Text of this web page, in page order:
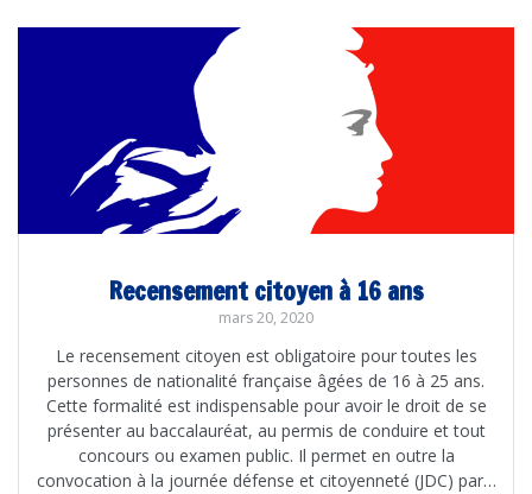
Recensement citoyen à 16 ans
mars 20, 2020
Le recensement citoyen est obligatoire pour toutes les
personnes de nationalité française âgées de 16 à 25 ans.
Cette formalité est indispensable pour avoir le droit de se
présenter au baccalauréat, au permis de conduire et tout
concours ou examen public. Il permet en outre la
convocation à la journée défense et citoyenneté (JDC) par…